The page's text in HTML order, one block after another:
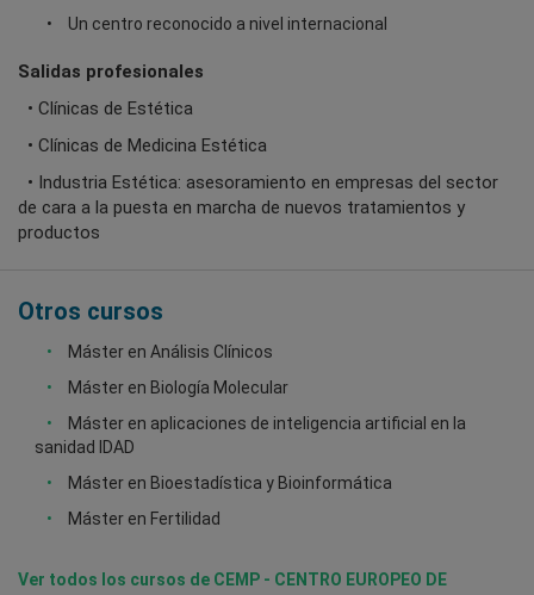
Un centro reconocido a nivel internacional
Salidas profesionales
• Clínicas de Estética
• Clínicas de Medicina Estética
• Industria Estética: asesoramiento en empresas del sector
de cara a la puesta en marcha de nuevos tratamientos y
productos
Otros cursos
Máster en Análisis Clínicos
Máster en Biología Molecular
Máster en aplicaciones de inteligencia artificial en la
sanidad IDAD
Máster en Bioestadística y Bioinformática
Máster en Fertilidad
Ver todos los cursos de CEMP - CENTRO EUROPEO DE